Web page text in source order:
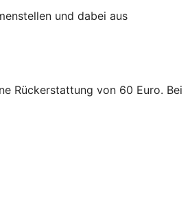
und dabei aus
Rückerstattung von 60 Euro. Bei